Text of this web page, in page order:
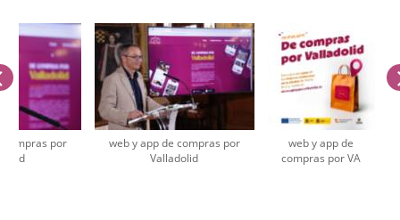
compras por
web y app de compras por
Valladolid
web y app de
compras por VA
anterior